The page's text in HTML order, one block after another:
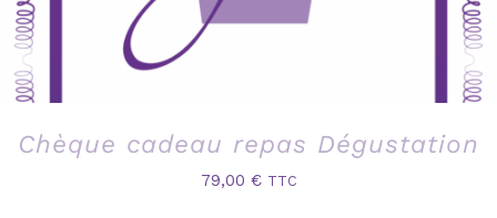
Chèque cadeau repas Dégustation
79,00 € TTC